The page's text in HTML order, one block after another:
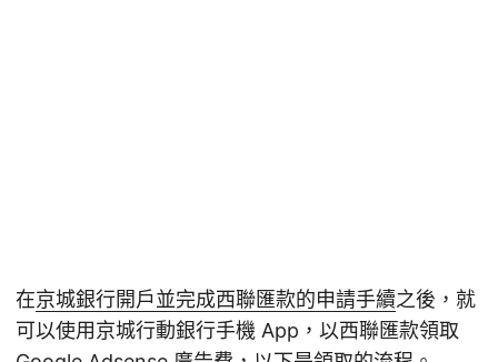
在京城銀行開戶並完成西聯匯款的申請手續之後，就
可以使用京城行動銀行手機 App，以西聯匯款領取